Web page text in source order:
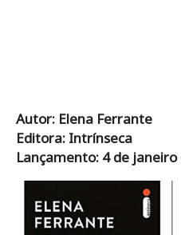
Autor: Elena Ferrante
Editora: Intrínseca
Lançamento: 4 de janeiro